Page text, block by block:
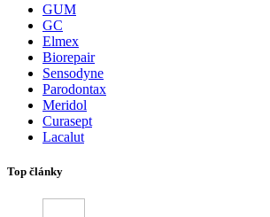
GUM
GC
Elmex
Biorepair
Sensodyne
Parodontax
Meridol
Curasept
Lacalut
Top články